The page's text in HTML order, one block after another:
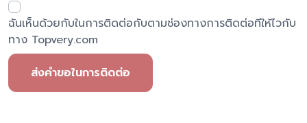
ฉันเห็นด้วยกับในการติดต่อกับตามช่องทางการติดต่อทีให้ไวกับ
ทาง Topvery.com
ส่งคำขอในการติดต่อ